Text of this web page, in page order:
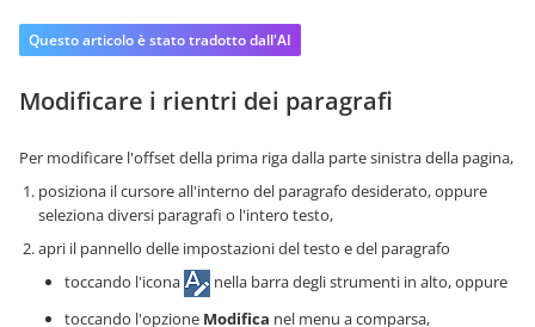
Questo articolo è stato tradotto dall'AI
Modificare i rientri dei paragrafi
Per modificare l'offset della prima riga dalla parte sinistra della pagina,
posiziona il cursore all'interno del paragrafo desiderato, oppure
seleziona diversi paragrafi o l'intero testo,
apri il pannello delle impostazioni del testo e del paragrafo
toccando l'icona
nella barra degli strumenti in alto, oppure
toccando l'opzione Modifica nel menu a comparsa,